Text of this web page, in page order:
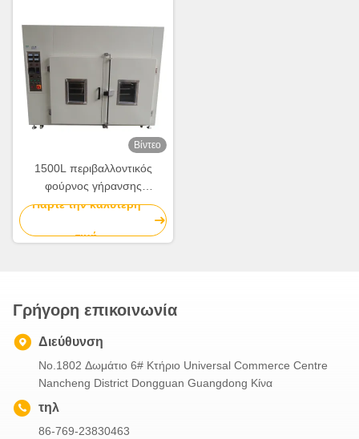
Βίντεο
1500L περιβαλλοντικός
φούρνος γήρανσης
ανοξείδωτου αιθουσών
δοκιμής με τις διπλές πόρτες
Πάρτε την καλύτερη
τιμή
Γρήγορη επικοινωνία
Διεύθυνση
No.1802 Δωμάτιο 6# Κτήριο Universal Commerce Centre
Nancheng District Dongguan Guangdong Κίνα
τηλ
86-769-23830463